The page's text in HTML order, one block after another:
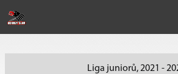
Liga juniorů, 2021 -